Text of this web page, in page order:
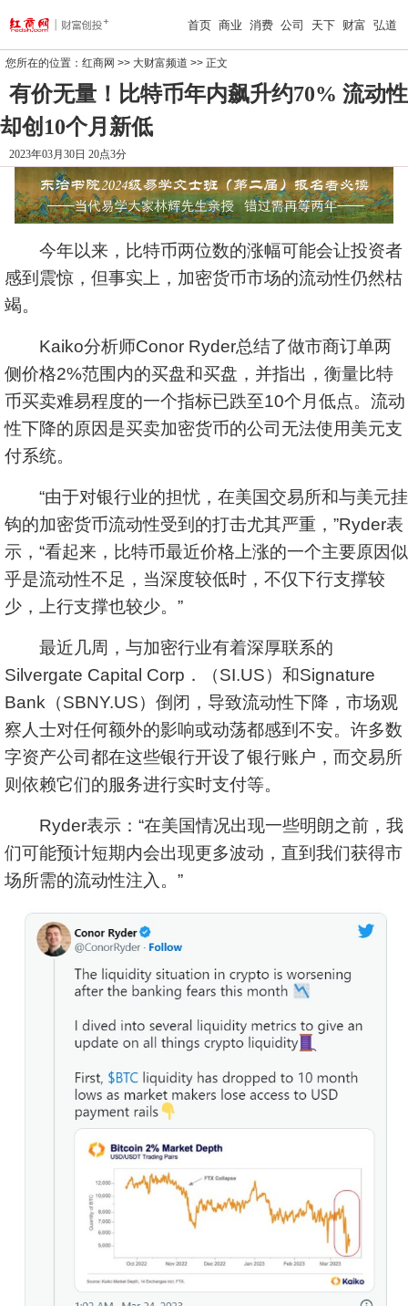
首页 商业 消费 公司 天下 财富 弘道
您所在的位置： 红商网 >> 大财富频道 >> 正文
有价无量！比特币年内飙升约70% 流动性
却创10个月新低
2023年03月30日 20点3分
今年以来，比特币两位数的涨幅可能会让投资者
感到震惊，但事实上，加密货币市场的流动性仍然枯
竭。
Kaiko分析师Conor Ryder总结了做市商订单两
侧价格2%范围内的买盘和买盘，并指出，衡量比特
币买卖难易程度的一个指标已跌至10个月低点。流动
性下降的原因是买卖加密货币的公司无法使用美元支
付系统。
“由于对银行业的担忧，在美国交易所和与美元挂
钩的加密货币流动性受到的打击尤其严重，”Ryder表
示，“看起来，比特币最近价格上涨的一个主要原因似
乎是流动性不足，当深度较低时，不仅下行支撑较
少，上行支撑也较少。”
最近几周，与加密行业有着深厚联系的
Silvergate Capital Corp．（SI.US）和Signature
Bank（SBNY.US）倒闭，导致流动性下降，市场观
察人士对任何额外的影响或动荡都感到不安。许多数
字资产公司都在这些银行开设了银行账户，而交易所
则依赖它们的服务进行实时支付等。
Ryder表示：“在美国情况出现一些明朗之前，我
们可能预计短期内会出现更多波动，直到我们获得市
场所需的流动性注入。”